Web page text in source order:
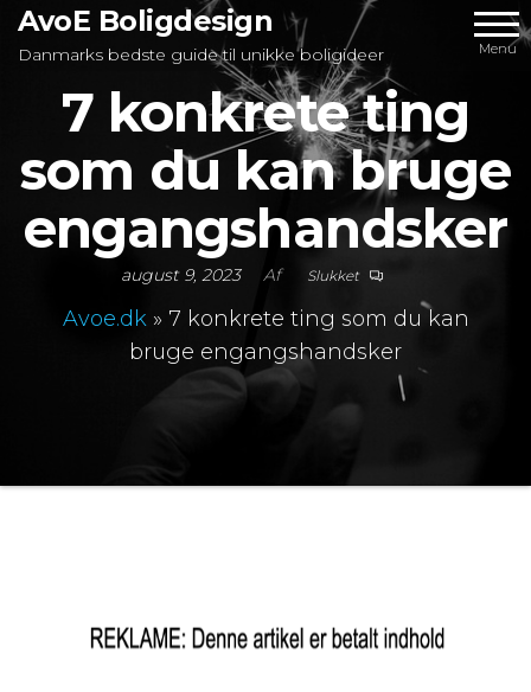
Videre
AvoE Boligdesign
Danmarks bedste guide til unikke boligideer Menu
7 konkrete ting
som du kan bruge
engangshandsker
august 9, 2023 Af Slukket
Avoe.dk» 7 konkrete ting som du kan
bruge engangshandsker